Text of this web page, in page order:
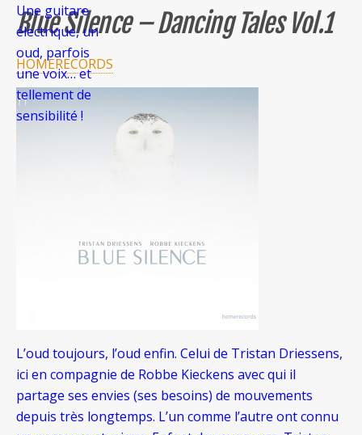
Une guitare
électrique, un
oud, parfois
une voix… et
tellement de
sensibilité !
Blue Silence – Dancing Tales Vol.1
HOMERECORDS
L’oud toujours, l’oud enfin. Celui de Tristan Driessens,
ici en compagnie de Robbe Kieckens avec qui il
partage ses envies (ses besoins) de mouvements
depuis très longtemps. L’un comme l’autre ont connu